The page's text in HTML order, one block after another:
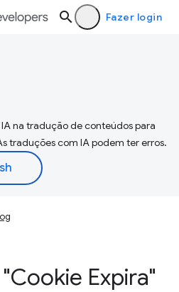
Fazer login
na tradução de conteúdos para
traduções com IA podem ter erros.
Expira"